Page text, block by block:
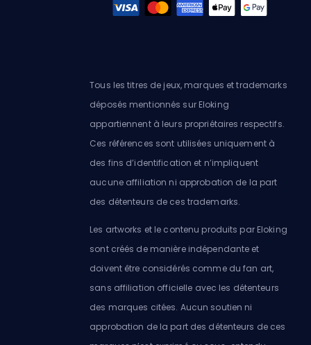
Tous les titres de jeux, marques et trademarks
déposés mentionnés sur Eloking
appartiennent à leurs propriétaires respectifs.
Ces références sont utilisées uniquement à
des fins d’identification et n’impliquent
aucune affiliation ni approbation de la part
des détenteurs de ces trademarks.
Les artworks et le contenu produits par Eloking
sont créés de manière indépendante et
doivent être considérés comme du fan art,
sans affiliation officielle avec les détenteurs
des marques citées. Aucun soutien ni
approbation de la part des détenteurs de ces